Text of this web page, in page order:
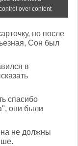
но после
Сон был
в
спасибо
они были
не должны